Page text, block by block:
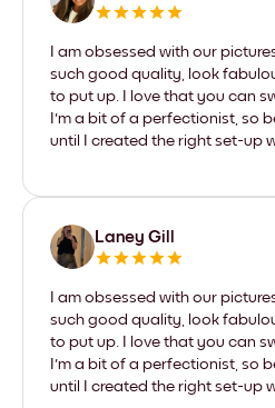
I am obsessed with our
such good quality, look
to put up. I love that you can
I'm a bit of a perfectionist, so
until I created the right set-up
Laney Gill
I am obsessed with our
such good quality, look
to put up. I love that you can
I'm a bit of a perfectionist, so
until I created the right set-up